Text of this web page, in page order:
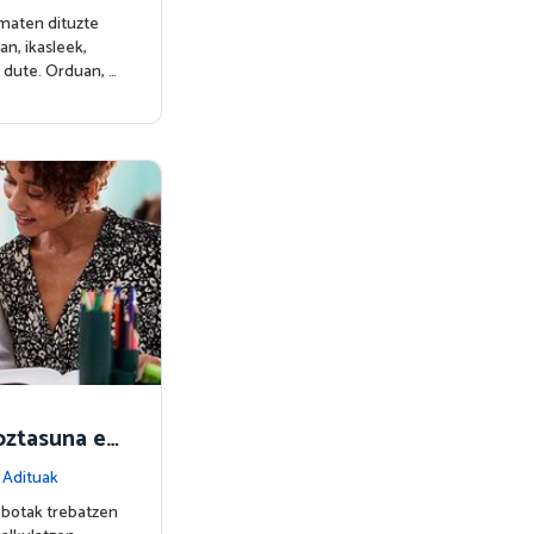
dituzte
ikasleek,
Orduan, …
et
Adituak
trebatzen